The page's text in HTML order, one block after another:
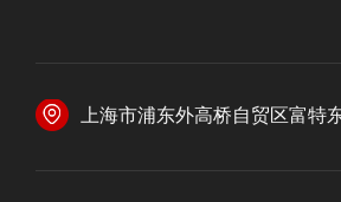
上海市浦东外高桥自贸区富特